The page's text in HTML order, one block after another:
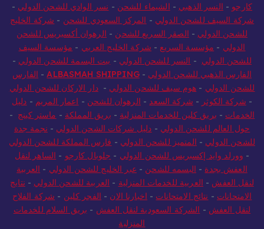
كارجو - النسر الذهبي - الشيماء للشحن - نسر الوادي للشحن الدولي -
شركة السيف للشحن الدولي - المركز السعودي للشحن - شركة الخليج
للشحن الدولي - الصقر السريع للشحن - الرهوان أكسبريس للشحن
الدولي - مؤسسة السريع - شركة الخليج العربي - مؤسسة السيف
للشحن الدولي - النسر للشحن الدولي - بيت البسمة للشحن الدولي -
الفارس الذهبي للشحن الدولي -
ALBASMAH SHIPPING
- الفارس
للشحن الدولي - هوم سيف للشحن الدولي -دار الاركان للشحن الدولي
- شركة الكوثر - شركة السعد - الرهوان للشحن - اعمار المريم - دليل
الخدمات - بريق كلين للخدمات المنزلية - بريق المملكة - ماستر كينج -
حول العالم للشحن الدولي - دليل شركات الشحن الدولي - نجمة جدة
للشحن الدولي - المتميز للشحن الدولي - فارس المملكة للشحن الدولي
- وورلد وايد إكسبريس للشحن الدولي - جلوبال كارجو - الساهر لنقل
العفش بجدة - البسمه للشحن - عبر الخليج للشحن الدولي - العربية
لنقل العفش - العربية للخدمات المنزلية - العربية للشحن الدولي - نتايج
الامتحانات - نتائج الامتحانات - اخبارنا الان - الفجر كلين - شركة الفلاح
لنقل العفش - الشركة السعودية لنقل العفش - بريق السلام للخدمات
المنزلية